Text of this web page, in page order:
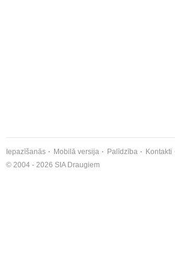
Iepazīšanās Mobilā versija Palīdzība Kontakti
© 2004 - 2026 SIA Draugiem